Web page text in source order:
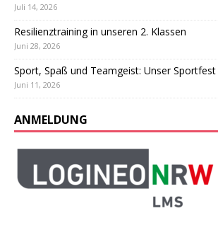
Juli 14, 2026
Resilienztraining in unseren 2. Klassen
Juni 28, 2026
Sport, Spaß und Teamgeist: Unser Sportfest
Juni 11, 2026
ANMELDUNG